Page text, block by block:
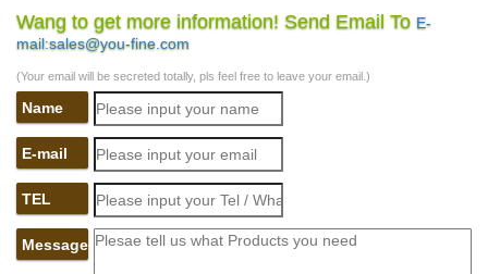
Wang to get more information! Send Email To E-
mail:sales@you-fine.com
(Your email will be secreted totally, pls feel free to leave your email.)
Name
E-mail
TEL
Message